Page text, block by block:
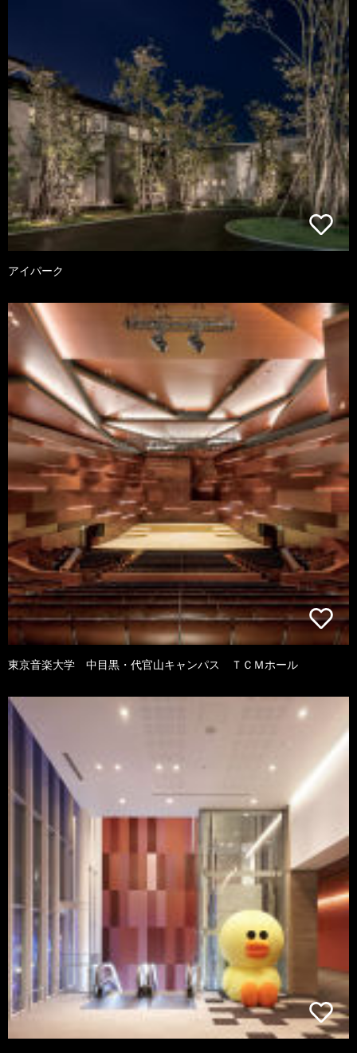
アイパーク
東京音楽大学 中目黒・代官山キャンパス ＴＣＭホール